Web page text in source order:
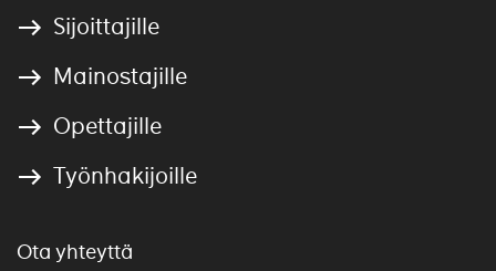
Sijoittajille
Mainostajille
Opettajille
Työnhakijoille
Ota yhteyttä